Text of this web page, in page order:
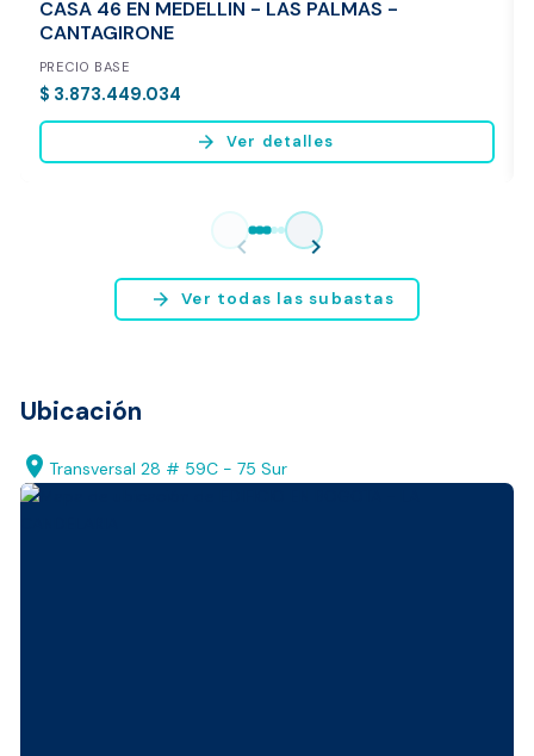
* Servicio disponible exclusivamente para inmuebles ubicados en
Bogotá y Medellín.
CASA 46 EN MEDELLIN - LAS PALMAS -
CANTAGIRONE
PRECIO BASE
$ 3.873.449.034
arrow_forward Ver detalles
chevron_left chevron_right
arrow_forward Ver todas las subastas
Ubicación
location_on Transversal 28 # 59C - 75 Sur